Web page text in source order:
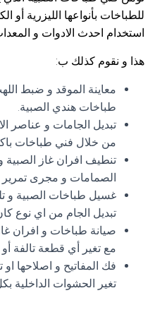
للطباخات بأنواعها الليزرية أو
استخدام احدث الادوات و
هذا و نقوم كذلك ب:
معاينة الموقد و ضبط
طباخات هندي الصبية.
تبديل الجامات و عناصر
من خلال فني طباخات
تنطيف افران غاز الصبية
الصمامات و مجرى تمرير
غسيل طباخات الصبية و
تبديل الجام من اي نوع
صيانة طباخات و افران
مع تغير أي قطعة تالفة
فك المفاتيح و اصلاحها
تغير الحشوات الداخلية